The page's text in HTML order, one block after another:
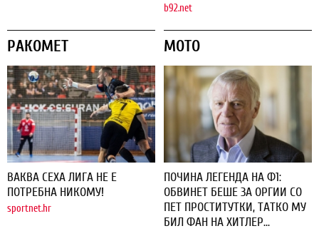
b92.net
РАКОМЕТ
ВАКВА СЕХА ЛИГА НЕ Е
ПОТРЕБНА НИКОМУ!
sportnet.hr
МОТО
ПОЧИНА ЛЕГЕНДА НА Ф1:
ОБВИНЕТ БЕШЕ ЗА ОРГИИ СО
ПЕТ ПРОСТИТУТКИ, ТАТКО МУ
БИЛ ФАН НА ХИТЛЕР...